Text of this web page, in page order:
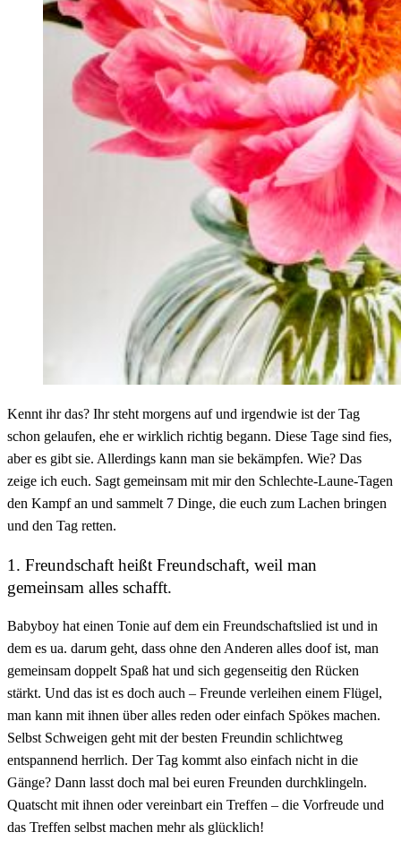
Kennt ihr das? Ihr steht morgens auf und irgendwie ist der Tag
schon gelaufen, ehe er wirklich richtig begann. Diese Tage sind fies,
aber es gibt sie. Allerdings kann man sie bekämpfen. Wie? Das
zeige ich euch. Sagt gemeinsam mit mir den Schlechte-Laune-Tagen
den Kampf an und sammelt 7 Dinge, die euch zum Lachen bringen
und den Tag retten.
1. Freundschaft heißt Freundschaft, weil man
gemeinsam alles schafft.
Babyboy hat einen Tonie auf dem ein Freundschaftslied ist und in
dem es ua. darum geht, dass ohne den Anderen alles doof ist, man
gemeinsam doppelt Spaß hat und sich gegenseitig den Rücken
stärkt. Und das ist es doch auch – Freunde verleihen einem Flügel,
man kann mit ihnen über alles reden oder einfach Spökes machen.
Selbst Schweigen geht mit der besten Freundin schlichtweg
entspannend herrlich. Der Tag kommt also einfach nicht in die
Gänge? Dann lasst doch mal bei euren Freunden durchklingeln.
Quatscht mit ihnen oder vereinbart ein Treffen – die Vorfreude und
das Treffen selbst machen mehr als glücklich!